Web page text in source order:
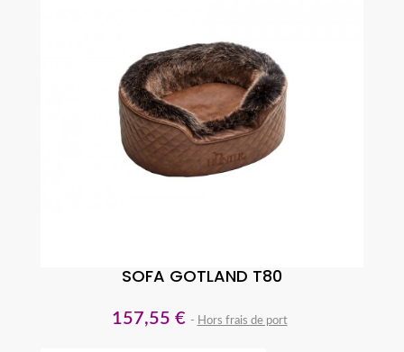
SOFA GOTLAND T80
157,55 € Hors frais de port